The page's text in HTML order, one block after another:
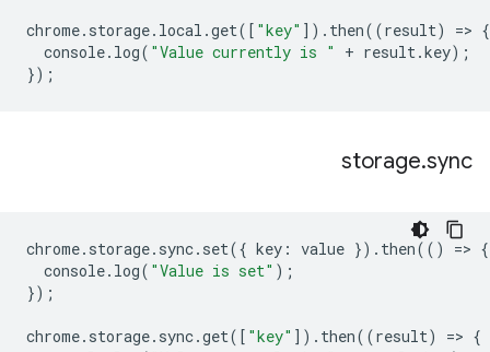
chrome. storage. local .get([ "key" ]). then((result) => {
console. log( "Value currently is " + result.key);
});
storage.sync
chrome. storage. sync. set({ key : value }). then(() => {
console. log( "Value is set" );
});
chrome. storage. sync.get([ "key" ]). then((result) => {